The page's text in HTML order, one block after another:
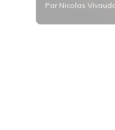
Par Nicolas